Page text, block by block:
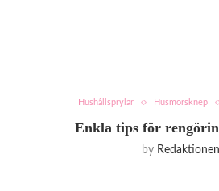
Hushållsprylar Husmorsknep
Enkla tips för
by Redaktionen